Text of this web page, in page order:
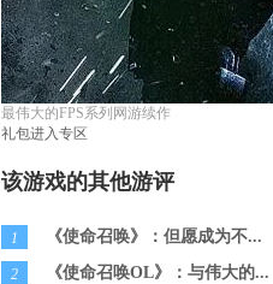
最伟大的FPS系列网游续作
礼包进入专区
该游戏的其他游评
1 《使命召唤》：但愿成为不...
2 《使命召唤OL》：与伟大的...